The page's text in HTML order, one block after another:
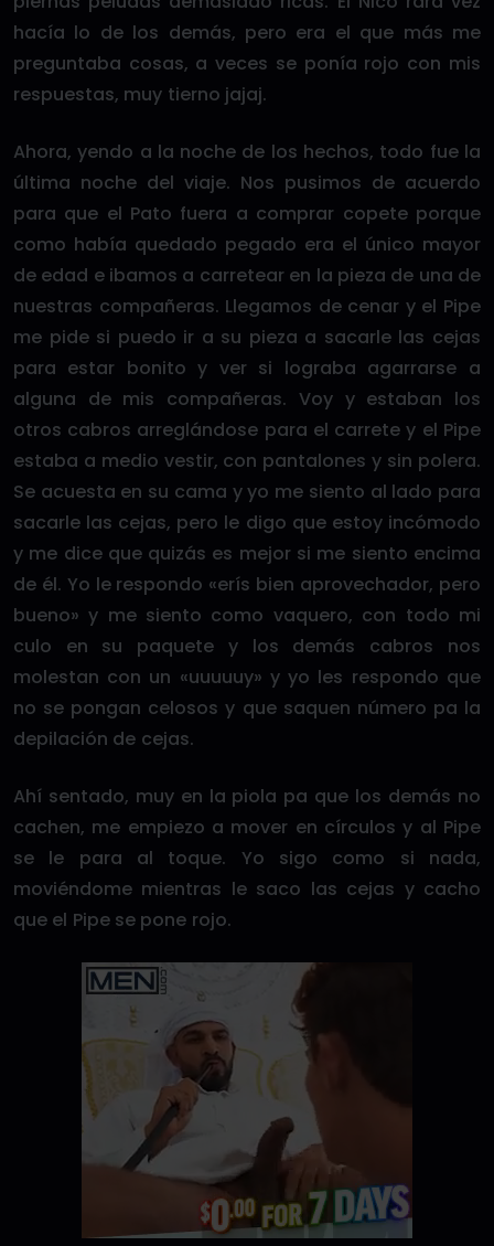
hacía lo de los demás, pero era el que más me
preguntaba cosas, a veces se ponía rojo con mis
respuestas, muy tierno jajaj.
Ahora, yendo a la noche de los hechos, todo fue la
última noche del viaje. Nos pusimos de acuerdo
para que el Pato fuera a comprar copete porque
como había quedado pegado era el único mayor
de edad e ibamos a carretear en la pieza de una de
nuestras compañeras. Llegamos de cenar y el Pipe
me pide si puedo ir a su pieza a sacarle las cejas
para estar bonito y ver si lograba agarrarse a
alguna de mis compañeras. Voy y estaban los
otros cabros arreglándose para el carrete y el Pipe
estaba a medio vestir, con pantalones y sin polera.
Se acuesta en su cama y yo me siento al lado para
sacarle las cejas, pero le digo que estoy incómodo
y me dice que quizás es mejor si me siento encima
de él. Yo le respondo «erís bien aprovechador, pero
bueno» y me siento como vaquero, con todo mi
culo en su paquete y los demás cabros nos
molestan con un «uuuuuy» y yo les respondo que
no se pongan celosos y que saquen número pa la
depilación de cejas.
Ahí sentado, muy en la piola pa que los demás no
cachen, me empiezo a mover en círculos y al Pipe
se le para al toque. Yo sigo como si nada,
moviéndome mientras le saco las cejas y cacho
que el Pipe se pone rojo.